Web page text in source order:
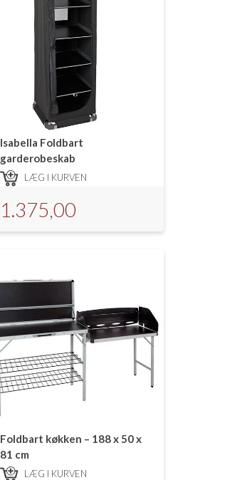
Isabella Foldbart
garderobeskab
LÆG I KURVEN
1.375,00
Foldbart køkken – 188 x 50 x
81 cm
LÆG I KURVEN